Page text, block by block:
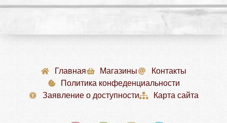
Главная Магазины
Контакты
Политика конфеденциальности
Заявление о доступности
Карта сайта